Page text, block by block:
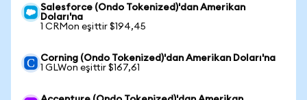
Salesforce (Ondo Tokenized)'dan Amerikan
Doları'na
1 CRMon eşittir $194,45
Corning (Ondo Tokenized)'dan Amerikan Doları'na
1 GLWon eşittir $167,61